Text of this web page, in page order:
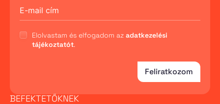
Elolvastam és elfogadom az adatkezelési
tájékoztatót.
Feliratkozom
BEFEKTETŐKNEK